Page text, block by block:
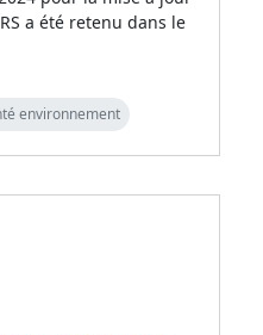
a été retenu dans le
environnement